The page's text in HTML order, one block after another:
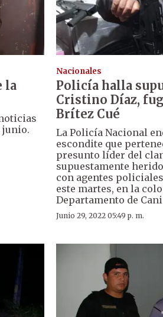
la
junio.
Nacionales
Policía halla
Cristino Díaz,
Brítez Cué
La Policía Nacional
escondite que
presunto líder del
supuestamente
con agentes
este martes, en la
Departamento de
Junio 29, 2022 05:49 p. m.